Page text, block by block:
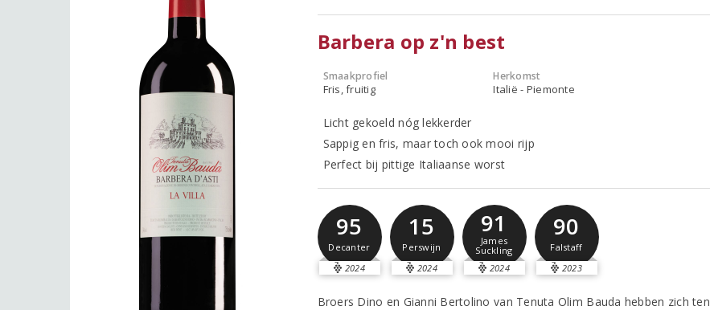
Barbera op z'n best
Smaakprofiel
Fris, fruitig
Herkomst
Italië - Piemonte
Licht gekoeld nóg lekkerder
Sappig en fris, maar toch ook mooi rijp
Perfect bij pittige Italiaanse worst
95
Decanter
2024
15
Perswijn
2024
91
James
Suckling
2024
90
Falstaff
2023
Broers Dino en Gianni Bertolino van Tenuta Olim Bauda hebben zich ten